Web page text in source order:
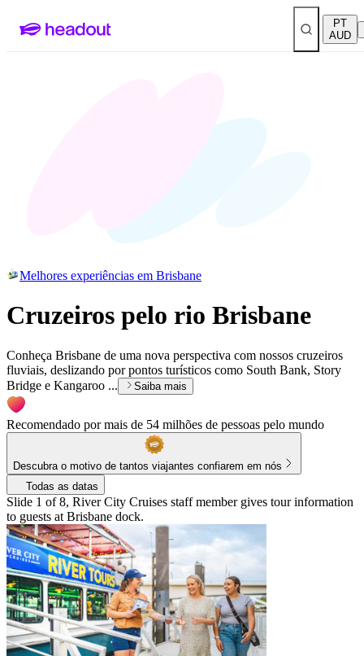
PT
AUD
Melhores experiências em Brisbane
Cruzeiros pelo rio Brisbane
Conheça Brisbane de uma nova perspectiva com nossos cruzeiros
fluviais, deslizando por pontos turísticos como South Bank, Story
Bridge e Kangaroo ...
Saiba mais
Recomendado por mais de 54 milhões de pessoas pelo mundo
Descubra o motivo de tantos viajantes confiarem em nós
Todas as datas
Slide 1 of 8, River City Cruises staff member gives tour information
to guests at Brisbane dock.